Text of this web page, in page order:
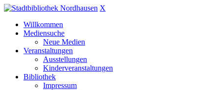
X
Willkommen
Mediensuche
Neue Medien
Veranstaltungen
Ausstellungen
Kinderveranstaltungen
Bibliothek
Impressum